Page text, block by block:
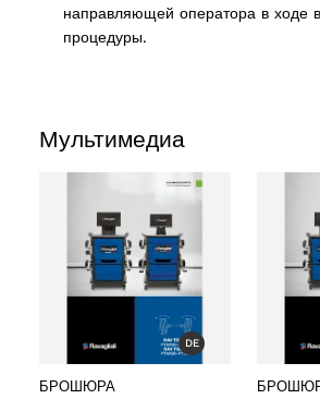
направляющей оператора в ходе
процедуры.
Мультимедиа
DE
БРОШЮРА